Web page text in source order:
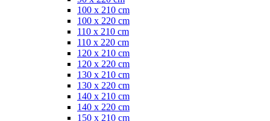
100 x 210 cm
100 x 220 cm
110 x 210 cm
110 x 220 cm
120 x 210 cm
120 x 220 cm
130 x 210 cm
130 x 220 cm
140 x 210 cm
140 x 220 cm
150 x 210 cm